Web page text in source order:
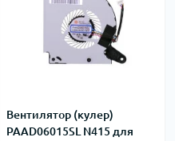
Вентилятор (кулер)
PAAD06015SL N415 для